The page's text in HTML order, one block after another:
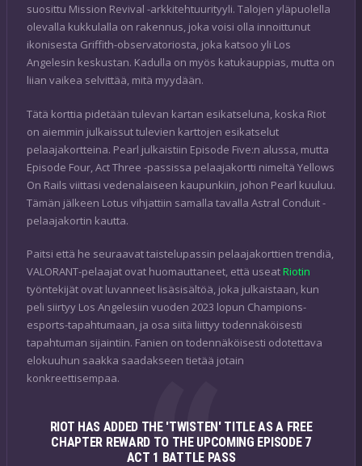
suosittu Mission Revival -arkkitehtuurityyli. Talojen yläpuolella
olevalla kukkulalla on rakennus, joka voisi olla innoittunut
ikonisesta Griffith-observatoriosta, joka katsoo yli Los
Angelesin keskustan. Kadulla on myös katukauppias, mutta on
liian vaikea selvittää, mitä myydään.
Tätä korttia pidetään tulevan kartan esikatseluna, koska Riot
on aiemmin julkaissut tulevien karttojen esikatselut
pelaajakortteina. Pearl julkaistiin Episode Five:n alussa, mutta
Episode Four, Act Three -passissa pelaajakortti nimeltä Yellows
On Rails viittasi vedenalaiseen kaupunkiin, johon Pearl kuuluu.
Tämän jälkeen Lotus vihjattiin samalla tavalla Astral Conduit -
pelaajakortin kautta.
Paitsi että he seuraavat taistelupassin pelaajakorttien trendiä,
VALORANT-pelaajat ovat huomauttaneet, että useatRiotin
työntekijät ovat luvanneet lisäsisältöä, joka julkaistaan, kun
peli siirtyy Los Angelesiin vuoden 2023 lopun Champions-
esports-tapahtumaan, ja osa siitä liittyy todennäköisesti
tapahtuman sijaintiin. Fanien on todennäköisesti odotettava
elokuuhun saakka saadakseen tietää jotain
konkreettisempaa.
RIOT HAS ADDED THE 'TWISTEN' TITLE AS A FREE
CHAPTER REWARD TO THE UPCOMING EPISODE 7
ACT 1 BATTLE PASS